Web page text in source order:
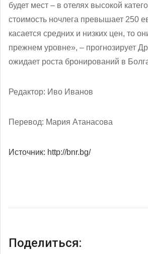
будет мест – в отелях высокой
стоимость ночлега превышает 250
касается средних и низких цен, то
прежнем уровне», – прогнозирует
ожидает роста бронирований в
Редактор: Иво Иванов
Перевод: Мария Атанасова
Источник: http://bnr.bg/
Поделиться: